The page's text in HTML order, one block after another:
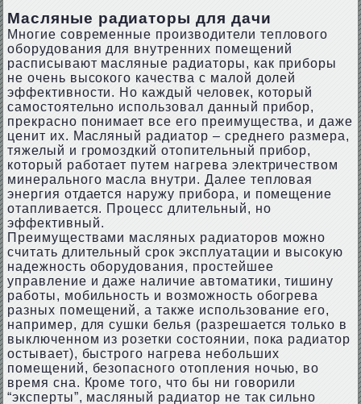
Масляные радиаторы для дачи
Многие современные производители теплового
оборудования для внутренних помещений
расписывают масляные радиаторы, как приборы
не очень высокого качества с малой долей
эффективности. Но каждый человек, который
самостоятельно использовал данный прибор,
прекрасно понимает все его преимущества, и даже
ценит их. Масляный радиатор – среднего размера,
тяжелый и громоздкий отопительный прибор,
который работает путем нагрева электричеством
минерального масла внутри. Далее тепловая
энергия отдается наружу прибора, и помещение
отапливается. Процесс длительный, но
эффективный.
Преимуществами масляных радиаторов можно
считать длительный срок эксплуатации и высокую
надежность оборудования, простейшее
управление и даже наличие автоматики, тишину
работы, мобильность и возможность обогрева
разных помещений, а также использование его,
например, для сушки белья (разрешается только в
выключенном из розетки состоянии, пока радиатор
остывает), быстрого нагрева небольших
помещений, безопасного отопления ночью, во
время сна. Кроме того, что бы ни говорили
“эксперты”, масляный радиатор не так сильно